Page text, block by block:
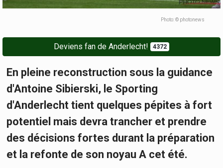
Photo: © photonews
Deviens fan de Anderlecht! 4372
En pleine reconstruction sous la guidance
d'Antoine Sibierski, le Sporting
d'Anderlecht tient quelques pépites à fort
potentiel mais devra trancher et prendre
des décisions fortes durant la préparation
et la refonte de son noyau A cet été.